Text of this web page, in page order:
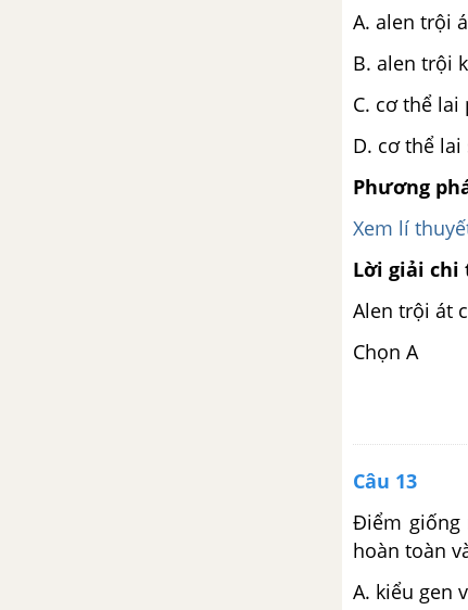
A. alen trội
B. alen trội
C. cơ thể
D. cơ thể
Phương
Xem lí
Lời giải chi
Alen trội át
Chọn A
Câu 13
Điểm giống
hoàn toàn
A. kiểu gen